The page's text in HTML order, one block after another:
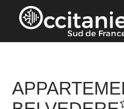
Panneau de gestion des